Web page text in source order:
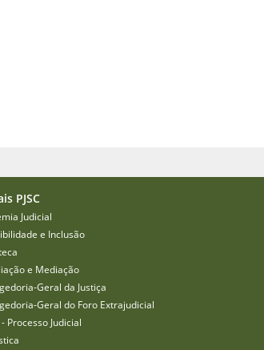
ABA para navegar.
PJSC
Judicial
e Inclusão
e Mediação
Geral da Justiça
Geral do Foro Extrajudicial
Processo Judicial